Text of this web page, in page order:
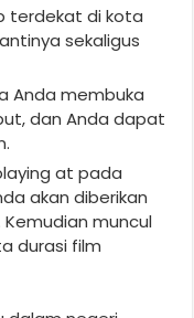
terdekat di kota
sekaligus
Anda membuka
dan Anda dapat
at pada
akan diberikan
muncul
durasi film